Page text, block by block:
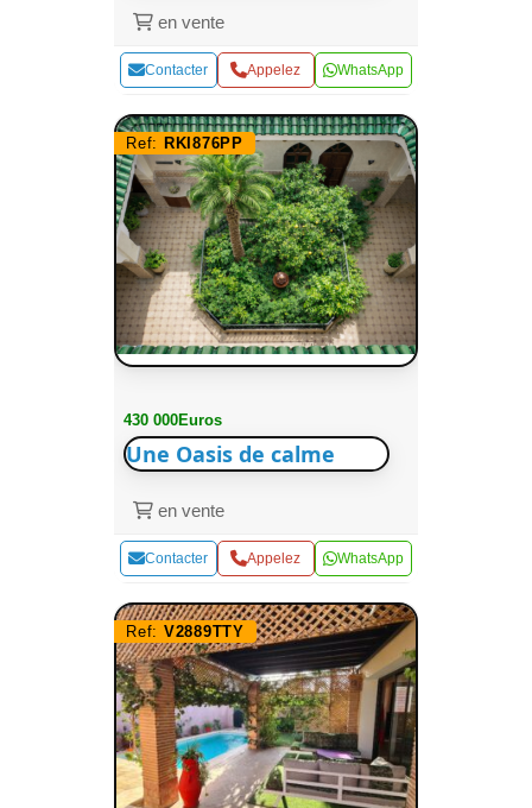
en vente
Contacter Appelez WhatsApp
Ref: RKI876PP
430 000Euros
Une Oasis de calme
en vente
Contacter Appelez WhatsApp
Ref: V2889TTY